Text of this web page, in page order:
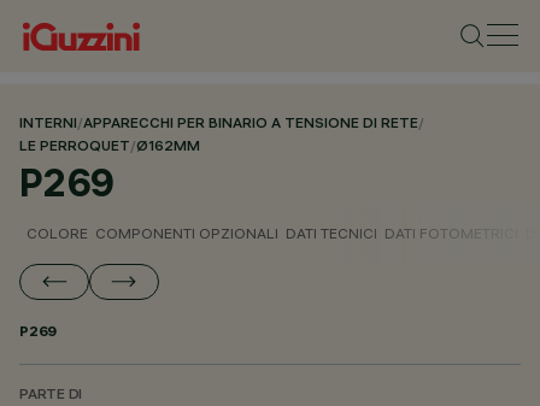
INTERNI/APPARECCHI PER BINARIO A TENSIONE DI RETE/
LE PERROQUET/Ø162MM
P269
COLORE COMPONENTI OPZIONALI DATI TECNICI DATI FOTOMETRICI
P269
PARTE DI